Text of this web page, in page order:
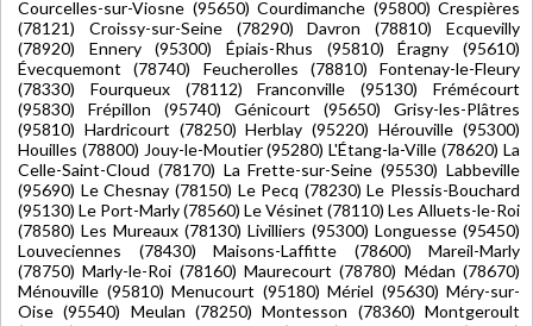
Courcelles-sur-Viosne (95650) Courdimanche (95800) Crespières
(78121) Croissy-sur-Seine (78290) Davron (78810) Ecquevilly
(78920) Ennery (95300) Épiais-Rhus (95810) Éragny (95610)
Évecquemont (78740) Feucherolles (78810) Fontenay-le-Fleury
(78330) Fourqueux (78112) Franconville (95130) Frémécourt
(95830) Frépillon (95740) Génicourt (95650) Grisy-les-Plâtres
(95810) Hardricourt (78250) Herblay (95220) Hérouville (95300)
Houilles (78800) Jouy-le-Moutier (95280) L'Étang-la-Ville (78620) La
Celle-Saint-Cloud (78170) La Frette-sur-Seine (95530) Labbeville
(95690) Le Chesnay (78150) Le Pecq (78230) Le Plessis-Bouchard
(95130) Le Port-Marly (78560) Le Vésinet (78110) Les Alluets-le-Roi
(78580) Les Mureaux (78130) Livilliers (95300) Longuesse (95450)
Louveciennes (78430) Maisons-Laffitte (78600) Mareil-Marly
(78750) Marly-le-Roi (78160) Maurecourt (78780) Médan (78670)
Ménouville (95810) Menucourt (95180) Mériel (95630) Méry-sur-
Oise (95540) Meulan (78250) Montesson (78360) Montgeroult